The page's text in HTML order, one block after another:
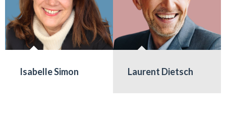
Isabelle Simon Laurent Dietsch